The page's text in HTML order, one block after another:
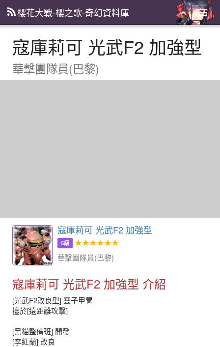
主
選
櫻花大戰-櫻之歌-奇幻資料庫
寇庫莉可 光武F2 加強型
華擊團隊員(巴黎)
寇庫莉可 光武F2 加強型
5級
★★★★★★
華擊團隊員(巴黎)
寇庫莉可 光武F2 加強型 介紹
[光武F2改良型] 靈子甲冑
擅於[遠距離攻擊]
[黑貓整備班] 開發
[李紅蘭] 改良